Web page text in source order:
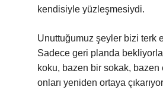
kendisiyle yüzleşmesiydi.
Unuttuğumuz şeyler bizi terk
Sadece geri planda
koku, bazen bir sokak, bazen
onları yeniden ortaya